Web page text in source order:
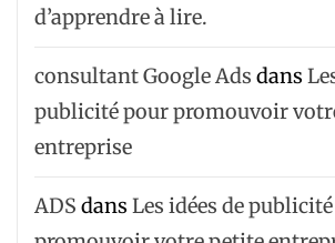
d’apprendre à lire.
consultant Google Ads dans
publicité pour promouvoir
entreprise
ADS dans Les idées de